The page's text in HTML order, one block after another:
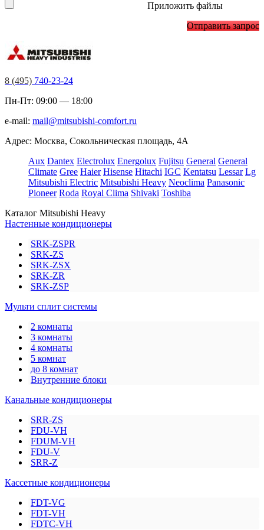
Приложить файлы
Отправить запрос
8 (495) 740-23-24
Пн-Пт: 09:00 — 18:00
e-mail: mail@mitsubishi-comfort.ru
Адрес: Москва, Сокольническая площадь, 4А
Aux Dantex Electrolux Energolux Fujitsu General General
Climate Gree Haier Hisense Hitachi IGC Kentatsu Lessar Lg
Mitsubishi Electric Mitsubishi Heavy Neoclima Panasonic
Pioneer Roda Royal Clima Shivaki Toshiba
Каталог Mitsubishi Heavy
Настенные кондиционеры
SRK-ZSPR
SRK-ZS
SRK-ZSX
SRK-ZR
SRK-ZSP
Мульти сплит системы
2 комнаты
3 комнаты
4 комнаты
5 комнат
до 8 комнат
Внутренние блоки
Канальные кондиционеры
SRR-ZS
FDU-VH
FDUM-VH
FDU-V
SRR-Z
Кассетные кондиционеры
FDT-VG
FDT-VH
FDTC-VH